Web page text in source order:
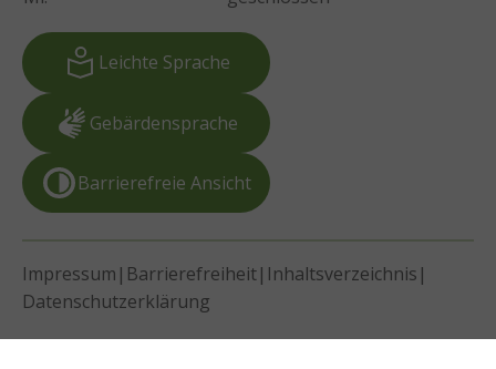
Leichte Sprache
Gebärdensprache
Barrierefreie Ansicht
Impressum | Barrierefreiheit| Inhaltsverzeichnis |
Datenschutzerklärung